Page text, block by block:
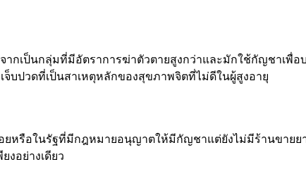
เป็นกลุ่มที่มีอัตราการฆ่าตัวตายสูงกว่าและมักใช้กัญชาเพื่อบ
บปวดที่เป็นสาเหตุหลักของสุขภาพจิตที่ไม่ดีในผู้สูงอายุ
หรือในรัฐที่มีกฎหมายอนุญาตให้มีกัญชาแต่ยังไม่มีร้านขายยา
อย่างเดียว